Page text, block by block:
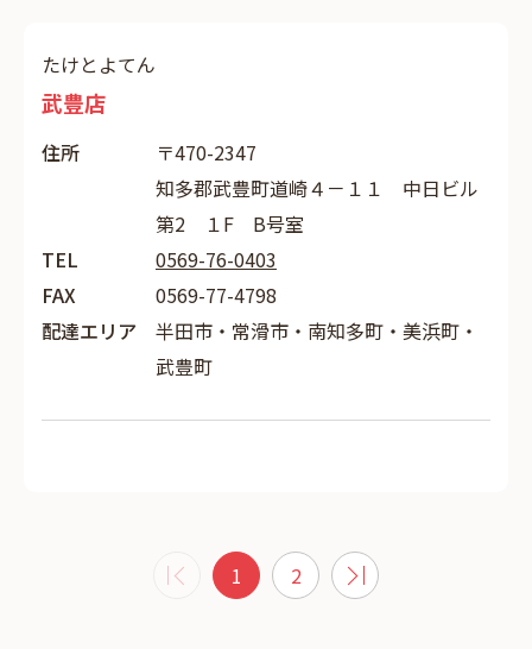
たけとよてん
武豊店
住所
〒470-2347
知多郡武豊町道崎４－１１ 中日ビル
第2 １F B号室
TEL
0569-76-0403
FAX
0569-77-4798
配達エリア
半田市・常滑市・南知多町・美浜町・
武豊町
1 2